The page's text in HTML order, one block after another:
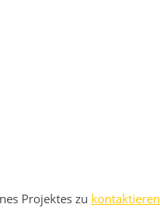
Projektes zu kontaktieren